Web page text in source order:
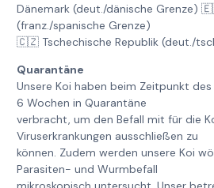
Dänemark (deut./dänische Grenze)
(franz./spanische Grenze)
🇨🇿 Tschechische Republik (deut./
Quarantäne
Unsere Koi haben beim Zeitpunkt
6 Wochen in Quarantäne
verbracht, um den Befall mit für die
Viruserkrankungen ausschließen zu
können. Zudem werden unsere Koi
Parasiten- und Wurmbefall